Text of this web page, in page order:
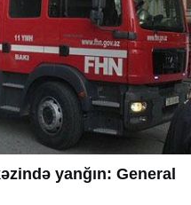
yanğın: General